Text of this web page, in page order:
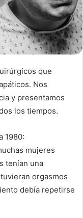
que
Nos
y presentamos
los tiempos.
1980:
mujeres
tenían una
orgasmos
debía repetirse